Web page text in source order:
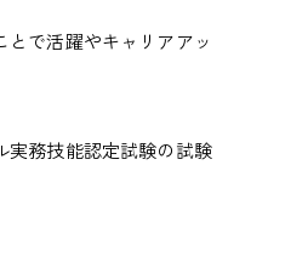
で活躍やキャリアアッ
実務技能認定試験の試験